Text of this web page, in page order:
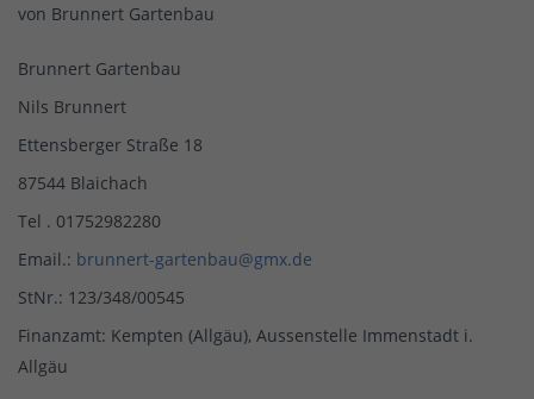
von Brunnert Gartenbau
Brunnert Gartenbau
Nils Brunnert
Ettensberger Straße 18
87544 Blaichach
Tel . 01752982280
Email.: brunnert-gartenbau@gmx.de
StNr.: 123/348/00545
Finanzamt: Kempten (Allgäu), Aussenstelle Immenstadt i.
Allgäu